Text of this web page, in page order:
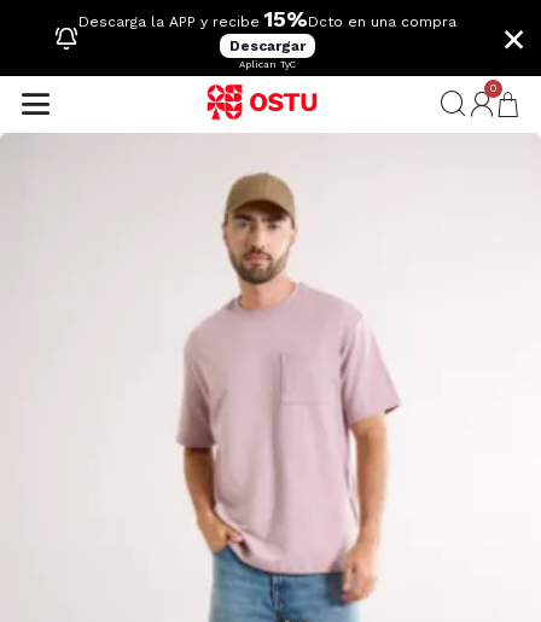
Descarga la APP y recibe 15%Dcto en una compra
Descargar
Aplican TyC
×
0